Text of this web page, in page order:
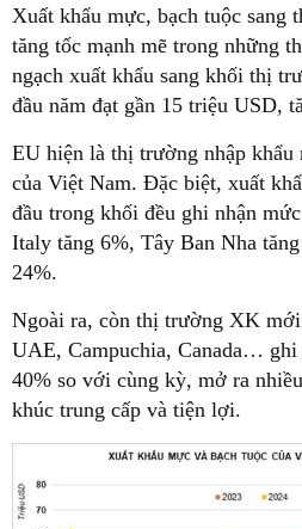
Xuất khẩu mực, bạch tuộc sang
tăng tốc mạnh mẽ trong những
ngạch xuất khẩu sang khối thị
đầu năm đạt gần 15 triệu USD,
EU hiện là thị trường nhập
của Việt Nam. Đặc biệt, xuất
đầu trong khối đều ghi nhận
Italy tăng 6%, Tây Ban Nha
24%.
Ngoài ra, còn thị trường XK
UAE, Campuchia, Canada… ghi
40% so với cùng kỳ, mở ra
khúc trung cấp và tiện lợi.